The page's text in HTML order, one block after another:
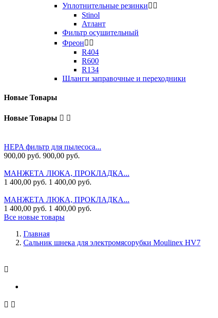
Уплотнительные резинки 
Stinol
Атлант
Фильтр осушительный
Фреон 
R404
R600
R134
Шланги заправочные и переходники
Новые Товары
Новые Товары  
HEPA фильтр для пылесоса...
900,00 руб. 900,00 руб.
МАНЖЕТА ЛЮКА, ПРОКЛАДКА...
1 400,00 руб. 1 400,00 руб.
МАНЖЕТА ЛЮКА, ПРОКЛАДКА...
1 400,00 руб. 1 400,00 руб.
Все новые товары
Главная
Сальник шнека для электромясорубки Moulinex HV7

 